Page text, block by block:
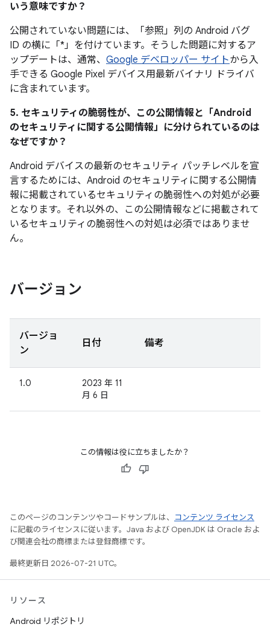
いう意味ですか？
公開されていない問題には、「参照」 列の Android バグ
ID の横に「*」を付けています。そうした問題に対するア
ップデートは、通常、 Google デベロッパー サイトから入
手できる Google Pixel デバイス用最新バイナリ ドライバ
に含まれています。
5. セキュリティの脆弱性が、この公開情報と「Android
のセキュリティに関する公開情報」に分けられているのは
なぜですか？
Android デバイスの最新のセキュリティ パッチレベルを宣
言するためには、Android のセキュリティに関する公開情
報に掲載されているセキュリティの脆弱性への対処が必要
となります。それ以外の、この公開情報などに掲載されて
いるセキュリティの脆弱性への対処は必須ではありませ
ん。
バージョン
バージョ
ン
日付 備考
1.0
2023 年 11
月 6 日
この情報は役に立ちましたか？
このページのコンテンツやコードサンプルは、
コンテンツ ライセンス
に記載のライセンスに従います。Java および OpenJDK は Oracle およ
び関連会社の商標または登録商標です。
最終更新日 2026-07-21 UTC。
リソース
Android リポジトリ